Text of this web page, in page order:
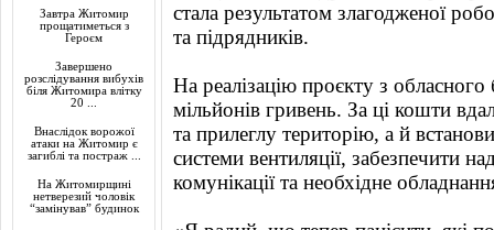
Завтра Житомир
прощатиметься з
Героєм
Завершено
розслідування вибухів
біля Житомира влітку
20 ...
Внаслідок ворожої
атаки на Житомир є
загиблі та постраж ...
На Житомирщині
нетверезий чоловік
“замінував” будинок
стала результатом злагодженої
та підрядників.
На реалізацію проєкту з
мільйонів гривень. За ці кошти
та прилеглу територію, а й
системи вентиляції, забезпечити
комунікації та необхідне